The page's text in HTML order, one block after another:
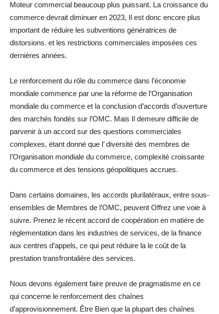
Moteur commercial beaucoup plus puissant. La croissance du
commerce devrait diminuer en 2023, Il est donc encore plus
important de réduire les subventions génératrices de
distorsions. et les restrictions commerciales imposées ces
dernières années.
Le renforcement du rôle du commerce dans l’économie
mondiale commence par une la réforme de l’Organisation
mondiale du commerce et la conclusion d’accords d’ouverture
des marchés fondés sur l’OMC. Mais Il demeure difficile de
parvenir à un accord sur des questions commerciales
complexes, étant donné que l’ diversité des membres de
l’Organisation mondiale du commerce, complexité croissante
du commerce et des tensions géopolitiques accrues.
Dans certains domaines, les accords plurilatéraux, entre sous-
ensembles de Membres de l’OMC, peuvent Offrez une voie à
suivre. Prenez le récent accord de coopération en matière de
réglementation dans les industries de services, de la finance
aux centres d’appels, ce qui peut réduire la le coût de la
prestation transfrontalière des services.
Nous devons également faire preuve de pragmatisme en ce
qui concerne le renforcement des chaînes
d’approvisionnement. Être Bien que la plupart des chaînes